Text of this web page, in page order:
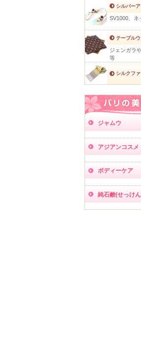
シルバー
SV1000、ネ
テーブル
ジェンガラ
等
シルクフ
ジャムウ
アジアンコスメ
ボディーケア
純石鹸(せっけ